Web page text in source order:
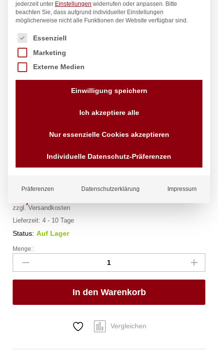
GN 2/3, 354x325x(H)40mm
zzgl.Versandkosten
Lieferzeit:4 - 10 Tage
Status: Auf Lager
Gastronorm
Tablett
GN
2/3,
GN
Menge:
In den Warenkorb
Vergleichen
jederzeit unter Einstellungen widerrufen oder anpassen. Bitte
beachten Sie, dass aufgrund individueller Einstellungen
möglicherweise nicht alle Funktionen der Website verfügbar sind.
Es folgt eine Liste der Service-Gruppen, für die eine
Essenziell
Marketing
Externe Medien
Einwilligung speichern
Ich akzeptiere alle
Nur essenzielle Cookies akzeptieren
Individuelle Datenschutz-Präferenzen
Präferenzen Datenschutzerklärung Impressum